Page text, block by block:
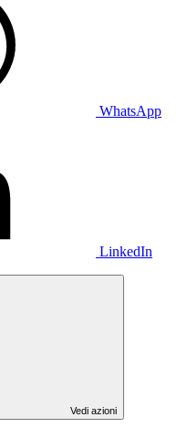
WhatsApp
LinkedIn
Vedi azioni